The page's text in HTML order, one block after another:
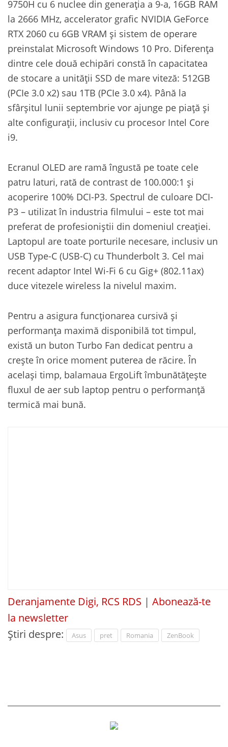
9750H cu 6 nuclee din generația a 9-a, 16GB RAM
la 2666 MHz, accelerator grafic NVIDIA GeForce
RTX 2060 cu 6GB VRAM și sistem de operare
preinstalat Microsoft Windows 10 Pro. Diferența
dintre cele două echipări constă în capacitatea
de stocare a unității SSD de mare viteză: 512GB
(PCIe 3.0 x2) sau 1TB (PCIe 3.0 x4). Până la
sfârșitul lunii septembrie vor ajunge pe piață și
alte configurații, inclusiv cu procesor Intel Core
i9.
Ecranul OLED are ramă îngustă pe toate cele
patru laturi, rată de contrast de 100.000:1 și
acoperire 100% DCI-P3. Spectrul de culoare DCI-
P3 – utilizat în industria filmului – este tot mai
preferat de profesioniștii din domeniul creației.
Laptopul are toate porturile necesare, inclusiv un
USB Type-C (USB-C) cu Thunderbolt 3. Cel mai
recent adaptor Intel Wi-Fi 6 cu Gig+ (802.11ax)
duce vitezele wireless la nivelul maxim.
Pentru a asigura funcționarea cursivă și
performanța maximă disponibilă tot timpul,
există un buton Turbo Fan dedicat pentru a
crește în orice moment puterea de răcire. În
același timp, balamaua ErgoLift îmbunătățește
fluxul de aer sub laptop pentru o performanță
termică mai bună.
Deranjamente Digi, RCS RDS | Abonează-te
la newsletter
Știri despre:
Asus pret Romania ZenBook